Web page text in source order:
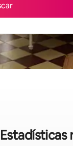
Estadísticas